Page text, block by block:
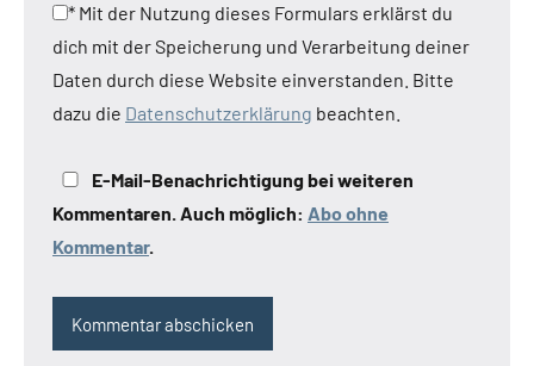
* Mit der Nutzung dieses Formulars erklärst du
dich mit der Speicherung und Verarbeitung deiner
Daten durch diese Website einverstanden. Bitte
dazu die Datenschutzerklärung beachten.
E-Mail-Benachrichtigung bei weiteren
Kommentaren. Auch möglich: Abo ohne
Kommentar.